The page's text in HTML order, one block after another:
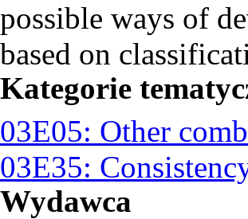
possible ways of
based on
Kategorie
03E05: Other
03E35:
Wydawca